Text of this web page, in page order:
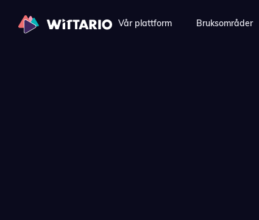
Vår plattform Bruksområder